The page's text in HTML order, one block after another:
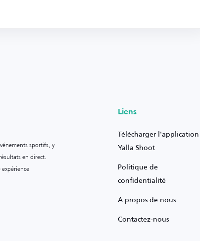
sportifs, y
en direct.
Liens
Télécharger l'application
Yalla Shoot
Politique de
confidentialité
À propos de nous
Contactez-nous